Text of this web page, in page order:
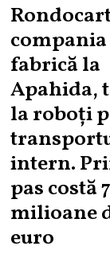
compania
fabrică la
Apahida,
la roboți
intern.
pas costă 7
milioane
euro